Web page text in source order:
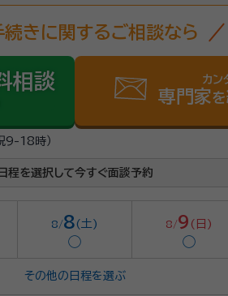
きに関するご相談なら
相談
9-18時）
カン
専門家を
日程を選択して今すぐ面談予約
8/8(土)
◯
8/9 (日)
◯
その他の日程を選ぶ